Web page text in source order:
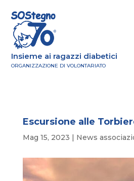
Insieme ai ragazzi diabetici
ORGANIZZAZIONE DI VOLONTARIATO
Escursione alle
Mag 15, 2023 | News